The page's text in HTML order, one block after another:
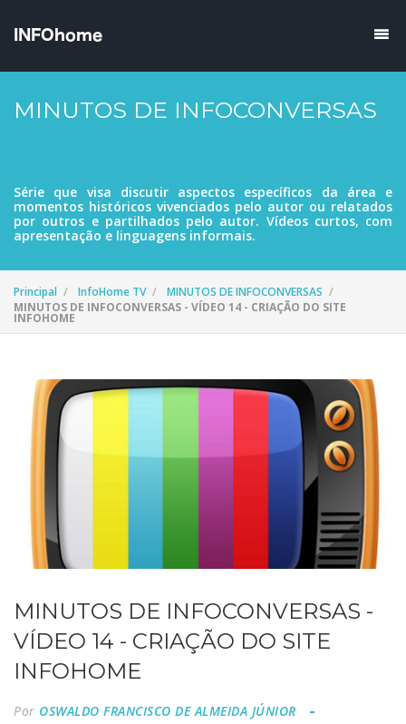
MINUTOS DE INFOCONVERSAS
Série que visa discutir aspectos específicos da área e
momentos históricos vivenciados pelo autor ou relatados
por outros e partilhados pelo autor. Vídeos curtos, com
apresentação e linguagens informais.
Principal InfoHome TV
MINUTOS DE INFOCONVERSAS
MINUTOS DE INFOCONVERSAS - VÍDEO 14 - CRIAÇÃO DO SITE
INFOHOME
MINUTOS DE INFOCONVERSAS -
VÍDEO 14 - CRIAÇÃO DO SITE
INFOHOME
Por OSWALDO FRANCISCO DE ALMEIDA JÚNIOR